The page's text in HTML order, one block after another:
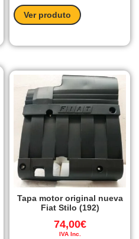
Ver produto
Tapa motor original nueva
Fiat Stilo (192)
74,00€
IVA Inc.